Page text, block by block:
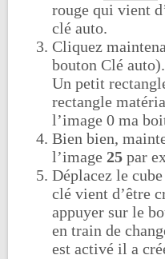
rouge qui vient
clé auto.
Cliquez
bouton Clé auto).
Un petit
rectangle
l’image 0 ma
Bien bien,
l’image 25 par
Déplacez le
clé vient d’être
appuyer sur le
en train de
est activé il a